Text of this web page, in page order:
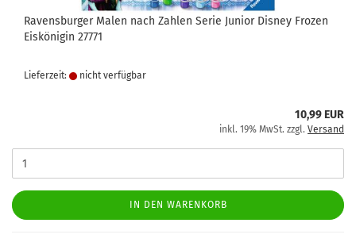
Ravensburger Malen nach Zahlen Serie Junior Disney Frozen
Eiskönigin 27771
Lieferzeit: nicht verfügbar
10,99 EUR
inkl. 19% MwSt. zzgl. Versand
IN DEN WARENKORB